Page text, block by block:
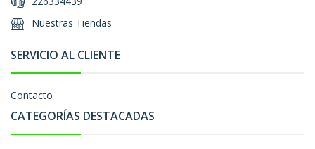
Nuestras Tiendas
SERVICIO AL CLIENTE
Contacto
CATEGORÍAS DESTACADAS